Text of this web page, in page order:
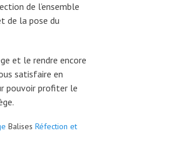
de l’ensemble
de la pose du
et le rendre encore
satisfaire en
pouvoir profiter le
Balises Réfection et